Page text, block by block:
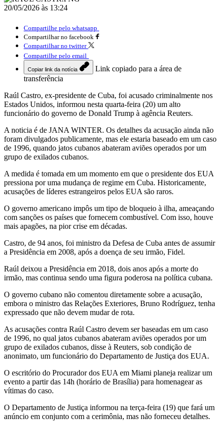
20/05/2026 às 13:24
Compartilhe pelo whatsapp
Compartilhar no facebook
Compartilhar no twitter
Compartilhe pelo email
Copiar link da notícia
Link copiado para a área de
transferência
Raúl Castro, ex-presidente de Cuba, foi acusado criminalmente nos
Estados Unidos, informou nesta quarta-feira (20) um alto
funcionário do governo de Donald Trump à agência Reuters.
A noticia é de JANA WINTER. Os detalhes da acusação ainda não
foram divulgados publicamente, mas ele estaria baseado em um caso
de 1996, quando jatos cubanos abateram aviões operados por um
grupo de exilados cubanos.
A medida é tomada em um momento em que o presidente dos EUA
pressiona por uma mudança de regime em Cuba. Historicamente,
acusações de líderes estrangeiros pelos EUA são raros.
O governo americano impôs um tipo de bloqueio à ilha, ameaçando
com sanções os países que fornecem combustível. Com isso, houve
mais apagões, na pior crise em décadas.
Castro, de 94 anos, foi ministro da Defesa de Cuba antes de assumir
a Presidência em 2008, após a doença de seu irmão, Fidel.
Raúl deixou a Presidência em 2018, dois anos após a morte do
irmão, mas continua sendo uma figura poderosa na política cubana.
O governo cubano não comentou diretamente sobre a acusação,
embora o ministro das Relações Exteriores, Bruno Rodríguez, tenha
expressado que não devem mudar de rota.
As acusações contra Raúl Castro devem ser baseadas em um caso
de 1996, no qual jatos cubanos abateram aviões operados por um
grupo de exilados cubanos, disse à Reuters, sob condição de
anonimato, um funcionário do Departamento de Justiça dos EUA.
O escritório do Procurador dos EUA em Miami planeja realizar um
evento a partir das 14h (horário de Brasília) para homenagear as
vítimas do caso.
O Departamento de Justiça informou na terça-feira (19) que fará um
anúncio em conjunto com a cerimônia, mas não forneceu detalhes.